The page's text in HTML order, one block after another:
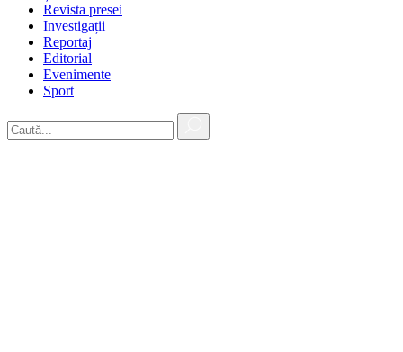
Revista presei
Investigații
Reportaj
Editorial
Evenimente
Sport